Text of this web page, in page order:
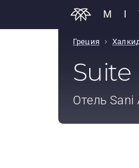
Греция ›
Отель Sani